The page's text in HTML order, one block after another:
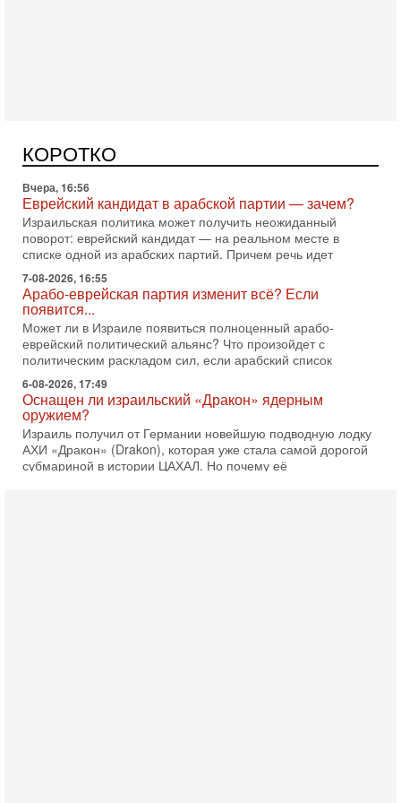
КОРОТКО
перед ожидаемым визитом премьер-министра Биньямина
Нетаниягу на Генассамблею ООН в сентябре. По
Вчера, 16:56
Еврейский кандидат в арабской партии — зачем?
Израильская политика может получить неожиданный
поворот: еврейский кандидат — на реальном месте в
списке одной из арабских партий. Причем речь идет
7-08-2026, 16:55
Арабо-еврейская партия изменит всё? Если
появится...
Может ли в Израиле появиться полноценный арабо-
еврейский политический альянс? Что произойдет с
политическим раскладом сил, если арабский список
6-08-2026, 17:49
Оснащен ли израильский «Дракон» ядерным
оружием?
Израиль получил от Германии новейшую подводную лодку
АХИ «Дракон» (Drakon), которая уже стала самой дорогой
субмариной в истории ЦАХАЛ. Но почему её